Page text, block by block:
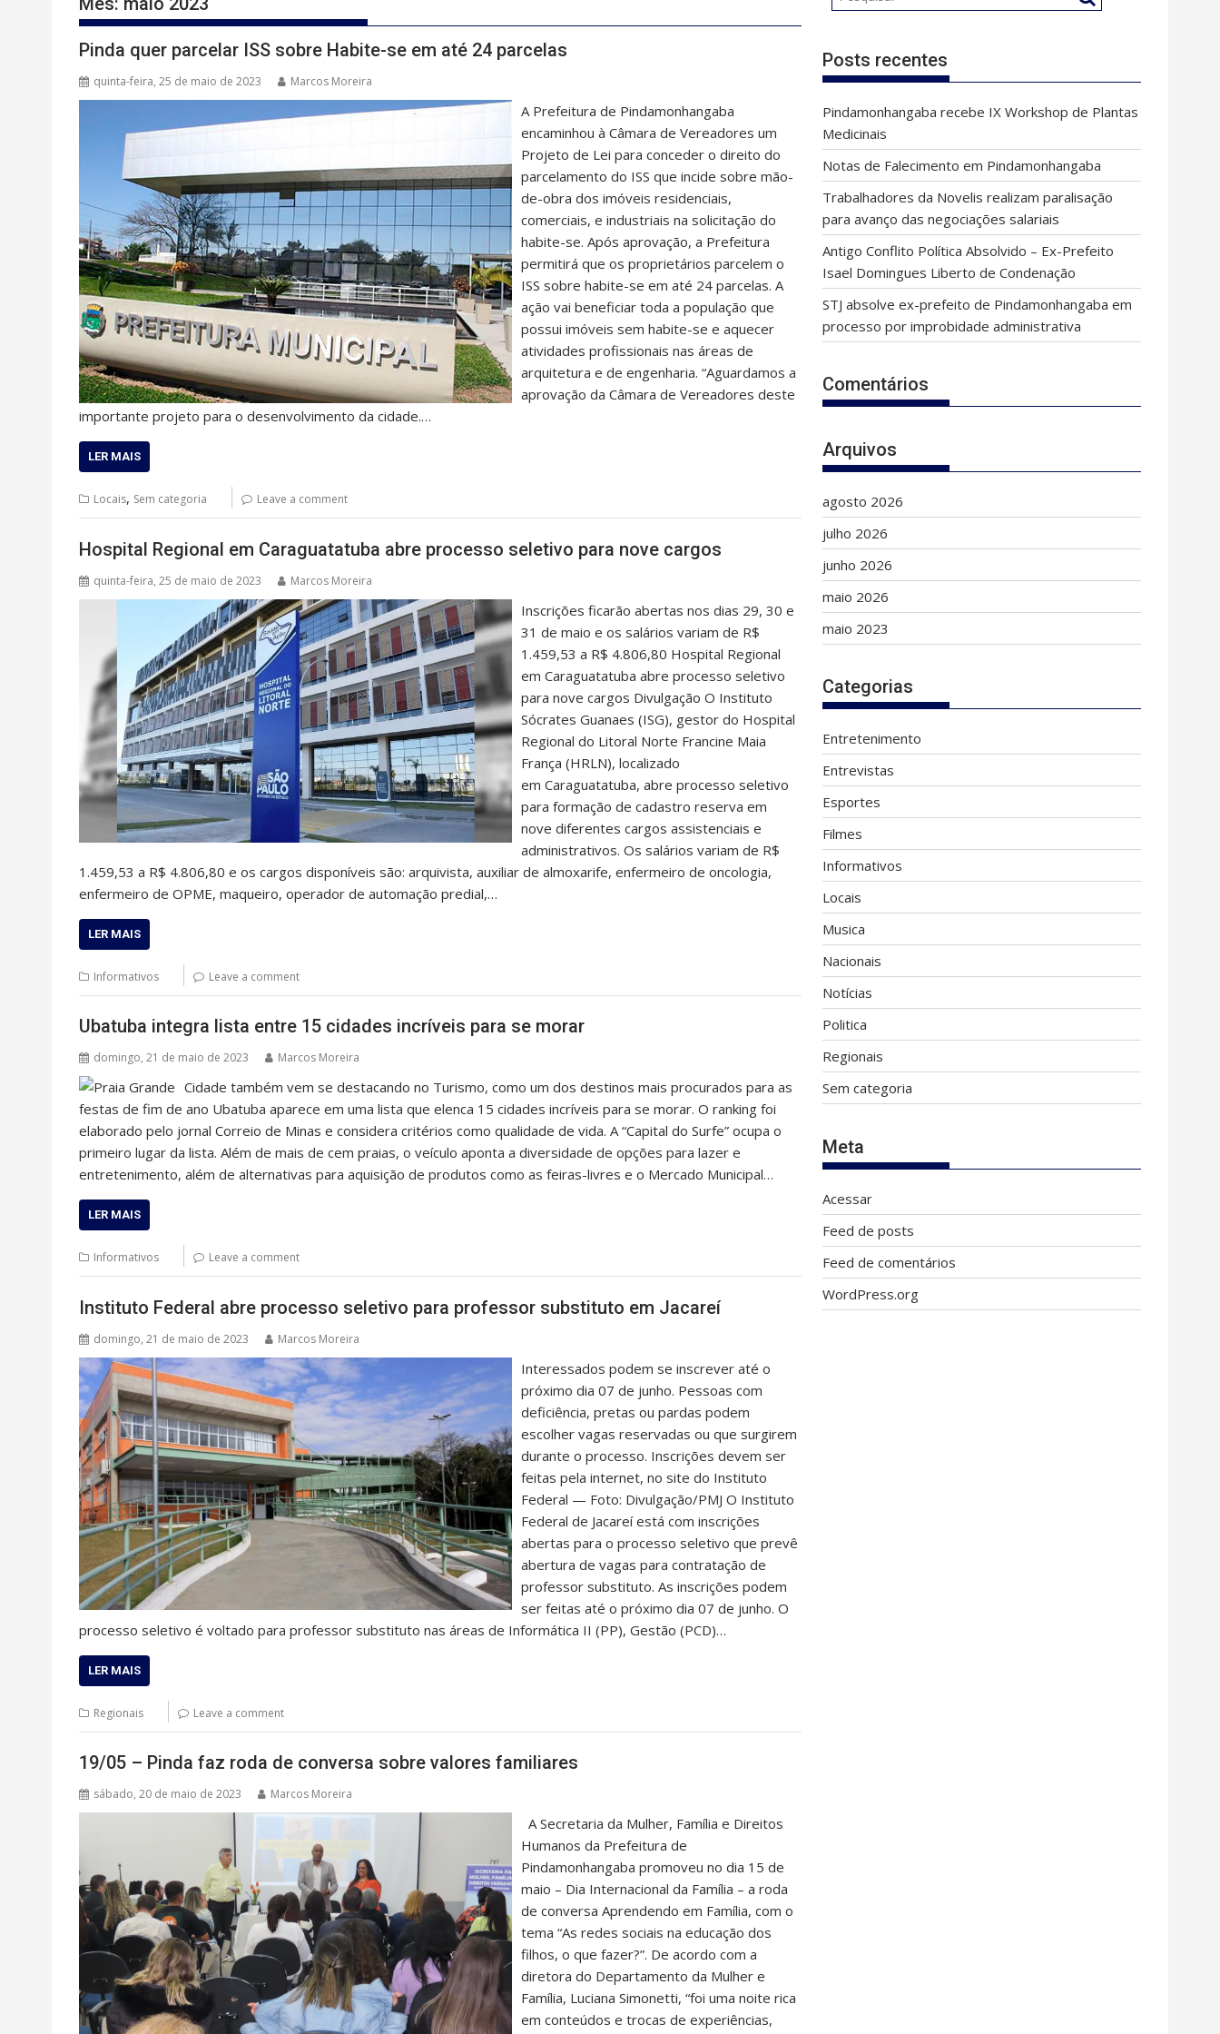
Pinda quer parcelar ISS sobre Habite-se em até 24 parcelas
quinta-feira, 25 de maio de 2023 Marcos Moreira
A Prefeitura de Pindamonhangaba
encaminhou à Câmara de Vereadores um
Projeto de Lei para conceder o direito do
parcelamento do ISS que incide sobre mão-
de-obra dos imóveis residenciais,
comerciais, e industriais na solicitação do
habite-se. Após aprovação, a Prefeitura
permitirá que os proprietários parcelem o
ISS sobre habite-se em até 24 parcelas. A
ação vai beneficiar toda a população que
possui imóveis sem habite-se e aquecer
atividades profissionais nas áreas de
arquitetura e de engenharia. “Aguardamos a
aprovação da Câmara de Vereadores deste
importante projeto para o desenvolvimento da cidade.…
LER MAIS
Locais, Sem categoria Leave a comment
Hospital Regional em Caraguatatuba abre processo seletivo para nove cargos
quinta-feira, 25 de maio de 2023 Marcos Moreira
Inscrições ficarão abertas nos dias 29, 30 e
31 de maio e os salários variam de R$
1.459,53 a R$ 4.806,80 Hospital Regional
em Caraguatatuba abre processo seletivo
para nove cargos Divulgação O Instituto
Sócrates Guanaes (ISG), gestor do Hospital
Regional do Litoral Norte Francine Maia
França (HRLN), localizado
em Caraguatatuba, abre processo seletivo
para formação de cadastro reserva em
nove diferentes cargos assistenciais e
administrativos. Os salários variam de R$
1.459,53 a R$ 4.806,80 e os cargos disponíveis são: arquivista, auxiliar de almoxarife, enfermeiro de oncologia,
enfermeiro de OPME, maqueiro, operador de automação predial,…
LER MAIS
Informativos Leave a comment
Ubatuba integra lista entre 15 cidades incríveis para se morar
domingo, 21 de maio de 2023 Marcos Moreira
Cidade também vem se destacando no Turismo, como um dos destinos mais procurados para as
festas de fim de ano Ubatuba aparece em uma lista que elenca 15 cidades incríveis para se morar. O ranking foi
elaborado pelo jornal Correio de Minas e considera critérios como qualidade de vida. A “Capital do Surfe” ocupa o
primeiro lugar da lista. Além de mais de cem praias, o veículo aponta a diversidade de opções para lazer e
entretenimento, além de alternativas para aquisição de produtos como as feiras-livres e o Mercado Municipal…
LER MAIS
Informativos Leave a comment
Instituto Federal abre processo seletivo para professor substituto em Jacareí
domingo, 21 de maio de 2023 Marcos Moreira
Interessados podem se inscrever até o
próximo dia 07 de junho. Pessoas com
deficiência, pretas ou pardas podem
escolher vagas reservadas ou que surgirem
durante o processo. Inscrições devem ser
feitas pela internet, no site do Instituto
Federal — Foto: Divulgação/PMJ O Instituto
Federal de Jacareí está com inscrições
abertas para o processo seletivo que prevê
abertura de vagas para contratação de
professor substituto. As inscrições podem
ser feitas até o próximo dia 07 de junho. O
processo seletivo é voltado para professor substituto nas áreas de Informática II (PP), Gestão (PCD)…
LER MAIS
Regionais Leave a comment
19/05 – Pinda faz roda de conversa sobre valores familiares
sábado, 20 de maio de 2023 Marcos Moreira
A Secretaria da Mulher, Família e Direitos
Humanos da Prefeitura de
Pindamonhangaba promoveu no dia 15 de
maio – Dia Internacional da Família – a roda
de conversa Aprendendo em Família, com o
tema “As redes sociais na educação dos
filhos, o que fazer?”. De acordo com a
diretora do Departamento da Mulher e
Família, Luciana Simonetti, “foi uma noite rica
em conteúdos e trocas de experiências,
Posts recentes
Pindamonhangaba recebe IX Workshop de Plantas
Medicinais
Notas de Falecimento em Pindamonhangaba
Trabalhadores da Novelis realizam paralisação
para avanço das negociações salariais
Antigo Conflito Política Absolvido – Ex-Prefeito
Isael Domingues Liberto de Condenação
STJ absolve ex-prefeito de Pindamonhangaba em
processo por improbidade administrativa
Comentários
Arquivos
agosto 2026
julho 2026
junho 2026
maio 2026
maio 2023
Categorias
Entretenimento
Entrevistas
Esportes
Filmes
Informativos
Locais
Musica
Nacionais
Notícias
Politica
Regionais
Sem categoria
Meta
Acessar
Feed de posts
Feed de comentários
WordPress.org